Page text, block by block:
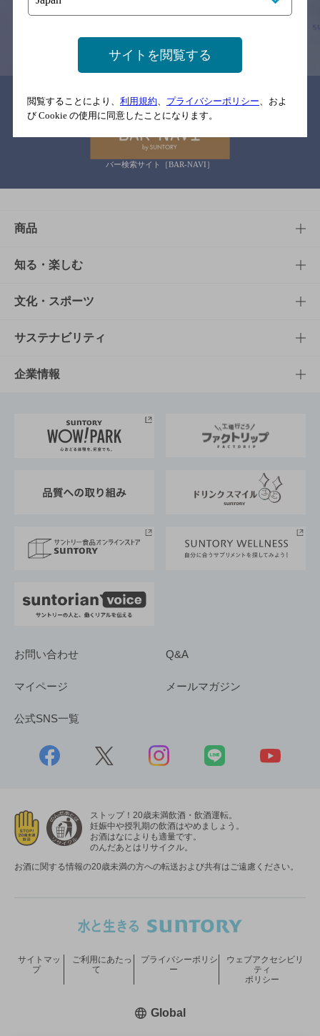
情報提供：ぐるなび
関連リンク
バー検索サイト［BAR-NAVI］
商品
商品TOP
商品一覧
商品発売情報
栄養成分一覧
知る・楽しむ
知る・楽しむTOP
キャンペーン
工場見学
地域情報
文化・スポーツ
文化・スポーツTOP
サントリーホール
サントリーサンバーズ大阪
サステナビリティ
サステナビリティTOP
サントリーが考えるサステナビリティ経営
企業情報
企業概要
採用情報
お問い合わせ Q&A
マイページ メールマガジン
公式SNS一覧
ストップ！20歳未満飲酒・飲酒運転。
妊娠中や授乳期の飲酒はやめましょう。
お酒はなによりも適量です。
のんだあとはリサイクル。
お酒に関する情報の20歳未満の方への転送および共有はご遠慮ください。
サイトマッ
プ
ご利用にあたっ
て
プライバシーポリシ
ー
ウェブアクセシビリ
ティ
ポリシー
Global新しいウィンドウで開く
サイトを閲覧する
閲覧することにより、 利用規約、 プライバシーポリシー、およ
び Cookie の使用に同意したことになります。